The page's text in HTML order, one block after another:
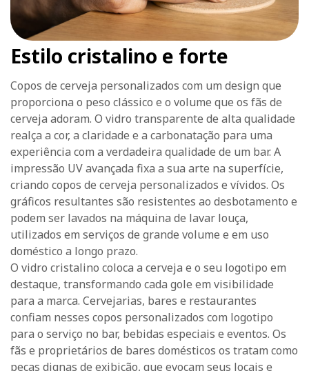
Estilo cristalino e forte
Copos de cerveja personalizados com um design que
proporciona o peso clássico e o volume que os fãs de
cerveja adoram. O vidro transparente de alta qualidade
realça a cor, a claridade e a carbonatação para uma
experiência com a verdadeira qualidade de um bar. A
impressão UV avançada fixa a sua arte na superfície,
criando copos de cerveja personalizados e vívidos. Os
gráficos resultantes são resistentes ao desbotamento e
podem ser lavados na máquina de lavar louça,
utilizados em serviços de grande volume e em uso
doméstico a longo prazo.
O vidro cristalino coloca a cerveja e o seu logotipo em
destaque, transformando cada gole em visibilidade
para a marca. Cervejarias, bares e restaurantes
confiam nesses copos personalizados com logotipo
para o serviço no bar, bebidas especiais e eventos. Os
fãs e proprietários de bares domésticos os tratam como
peças dignas de exibição, que evocam seus locais e